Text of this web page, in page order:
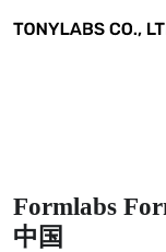
Formlabs
中国